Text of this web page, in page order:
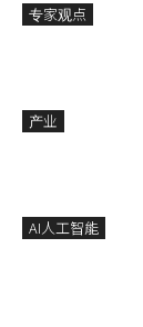
专家观点
产业
AI人工智能